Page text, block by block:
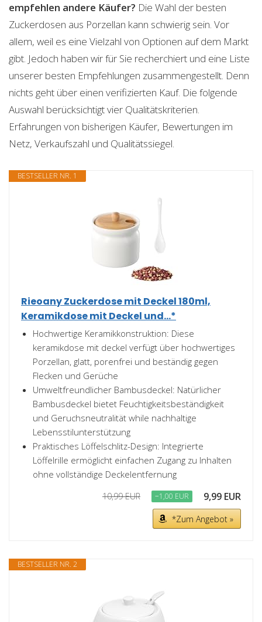
empfehlen andere Käufer? Die Wahl der besten
Zuckerdosen aus Porzellan kann schwierig sein. Vor
allem, weil es eine Vielzahl von Optionen auf dem Markt
gibt. Jedoch haben wir für Sie recherchiert und eine Liste
unserer besten Empfehlungen zusammengestellt. Denn
nichts geht über einen verifizierten Kauf. Die folgende
Auswahl berücksichtigt vier Qualitätskriterien.
Erfahrungen von bisherigen Käufer, Bewertungen im
Netz, Verkaufszahl und Qualitätssiegel.
BESTSELLER NR. 1
Rieoany Zuckerdose mit Deckel 180ml,
Keramikdose mit Deckel und...*
Hochwertige Keramikkonstruktion: Diese
keramikdose mit deckel verfügt über hochwertiges
Porzellan, glatt, porenfrei und beständig gegen
Flecken und Gerüche
Umweltfreundlicher Bambusdeckel: Natürlicher
Bambusdeckel bietet Feuchtigkeitsbeständigkeit
und Geruchsneutralität while nachhaltige
Lebensstilunterstützung
Praktisches Löffelschlitz-Design: Integrierte
Löffelrille ermöglicht einfachen Zugang zu Inhalten
ohne vollständige Deckelentfernung
10,99 EUR −1,00 EUR 9,99 EUR
*Zum Angebot »
BESTSELLER NR. 2